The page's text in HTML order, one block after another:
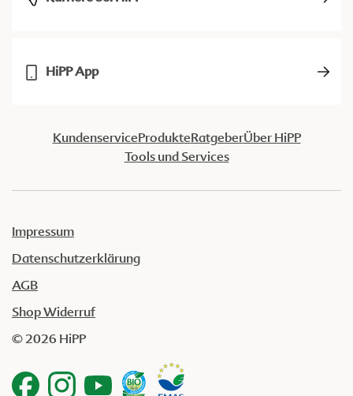
HiPP App
KundenserviceProdukteRatgeberÜber HiPP
Tools und Services
Impressum
Datenschutzerklärung
AGB
Shop Widerruf
© 2026 HiPP